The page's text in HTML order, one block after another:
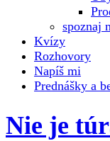
spoznaj
Kvízy
Rozhovory
Napíš mi
Prednášky a
Nie je